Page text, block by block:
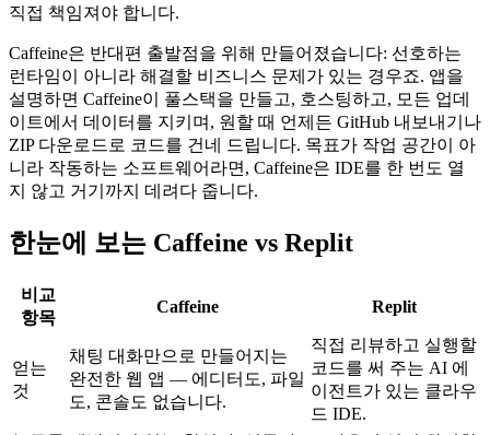
직접 책임져야 합니다.
Caffeine은 반대편 출발점을 위해 만들어졌습니다: 선호하는
런타임이 아니라 해결할 비즈니스 문제가 있는 경우죠. 앱을
설명하면 Caffeine이 풀스택을 만들고, 호스팅하고, 모든 업데
이트에서 데이터를 지키며, 원할 때 언제든 GitHub 내보내기나
ZIP 다운로드로 코드를 건네 드립니다. 목표가 작업 공간이 아
니라 작동하는 소프트웨어라면, Caffeine은 IDE를 한 번도 열
지 않고 거기까지 데려다 줍니다.
한눈에 보는 Caffeine vs Replit
비교
항목
Caffeine Replit
얻는
것
채팅 대화만으로 만들어지는
완전한 웹 앱 — 에디터도, 파일
도, 콘솔도 없습니다.
직접 리뷰하고 실행할
코드를 써 주는 AI 에
이전트가 있는 클라우
드 IDE.